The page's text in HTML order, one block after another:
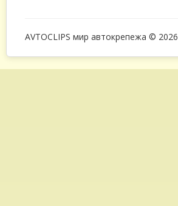
AVTOCLIPS мир автокрепежа © 2026